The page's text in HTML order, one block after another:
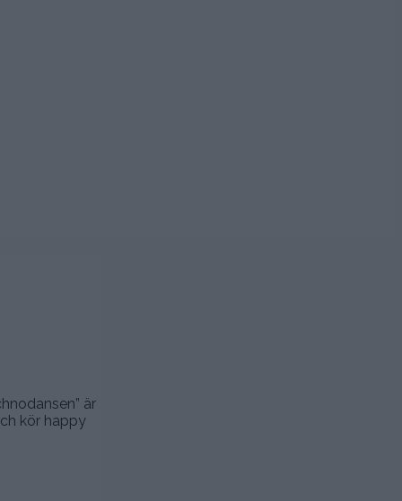
är
kör happy